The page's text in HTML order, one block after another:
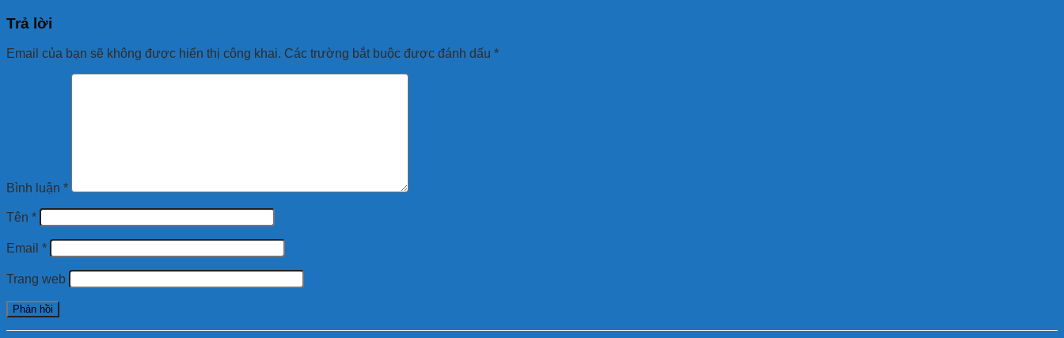
Trả lời
Email của bạn sẽ không được hiển thị công khai. Các trường bắt buộc được đánh dấu *
Bình luận *
Tên *
Email *
Trang web